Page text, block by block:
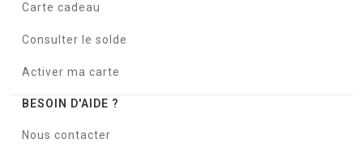
Carte cadeau
Consulter le solde
Activer ma carte
BESOIN D'AIDE ?
Nous contacter